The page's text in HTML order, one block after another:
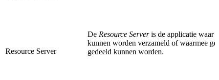
Resource Server
De Resource Serveris de applicatie waar
kunnen worden verzameld of waarmee
gedeeld kunnen worden.